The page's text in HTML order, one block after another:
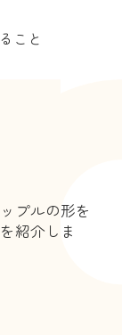
こと
プルの形を
紹介しま